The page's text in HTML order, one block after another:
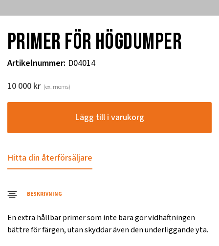
Primer för högdumper
Artikelnummer: D04014
10 000 kr (ex. moms)
Lägg till i varukorg
Hitta din återförsäljare
BESKRIVNING
En extra hållbar primer som inte bara gör vidhäftningen
bättre för färgen, utan skyddar även den underliggande yta.